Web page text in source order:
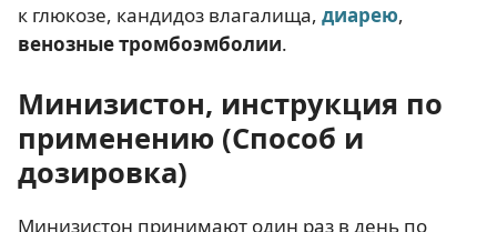
к глюкозе, кандидоз влагалища, диарею,
венозные тромбоэмболии.
Минизистон, инструкция по
применению (Способ и
дозировка)
Минизистон принимают один раз в день по